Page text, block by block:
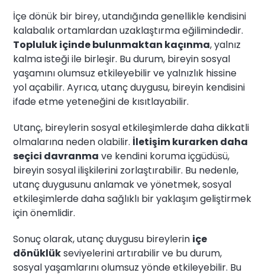
İçe dönük bir birey, utandığında genellikle kendisini
kalabalık ortamlardan uzaklaştırma eğilimindedir.
Topluluk içinde bulunmaktan kaçınma, yalnız
kalma isteği ile birleşir. Bu durum, bireyin sosyal
yaşamını olumsuz etkileyebilir ve yalnızlık hissine
yol açabilir. Ayrıca, utanç duygusu, bireyin kendisini
ifade etme yeteneğini de kısıtlayabilir.
Utanç, bireylerin sosyal etkileşimlerde daha dikkatli
olmalarına neden olabilir. İletişim kurarken daha
seçici davranma ve kendini koruma içgüdüsü,
bireyin sosyal ilişkilerini zorlaştırabilir. Bu nedenle,
utanç duygusunu anlamak ve yönetmek, sosyal
etkileşimlerde daha sağlıklı bir yaklaşım geliştirmek
için önemlidir.
Sonuç olarak, utanç duygusu bireylerin içe
dönüklükseviyelerini artırabilir ve bu durum,
sosyal yaşamlarını olumsuz yönde etkileyebilir. Bu